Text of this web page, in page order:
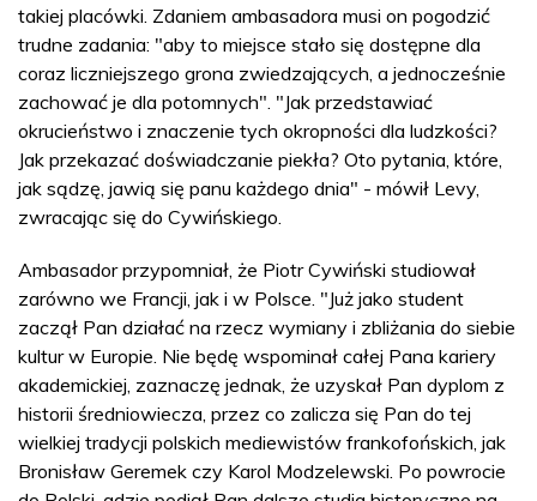
takiej placówki. Zdaniem ambasadora musi on pogodzić
trudne zadania: "aby to miejsce stało się dostępne dla
coraz liczniejszego grona zwiedzających, a jednocześnie
zachować je dla potomnych". "Jak przedstawiać
okrucieństwo i znaczenie tych okropności dla ludzkości?
Jak przekazać doświadczanie piekła? Oto pytania, które,
jak sądzę, jawią się panu każdego dnia" - mówił Levy,
zwracając się do Cywińskiego.
Ambasador przypomniał, że Piotr Cywiński studiował
zarówno we Francji, jak i w Polsce. "Już jako student
zaczął Pan działać na rzecz wymiany i zbliżania do siebie
kultur w Europie. Nie będę wspominał całej Pana kariery
akademickiej, zaznaczę jednak, że uzyskał Pan dyplom z
historii średniowiecza, przez co zalicza się Pan do tej
wielkiej tradycji polskich mediewistów frankofońskich, jak
Bronisław Geremek czy Karol Modzelewski. Po powrocie